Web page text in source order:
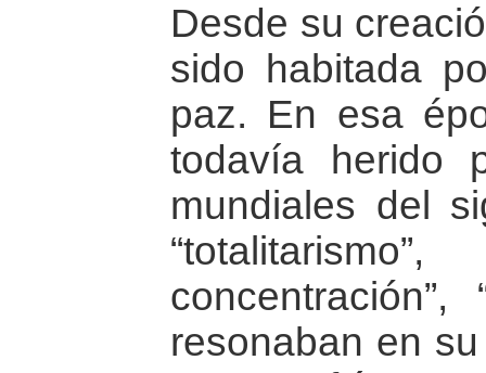
Desde su
sido habitada
paz. En esa
todavía herido
mundiales del
concentración”,
resonaban en